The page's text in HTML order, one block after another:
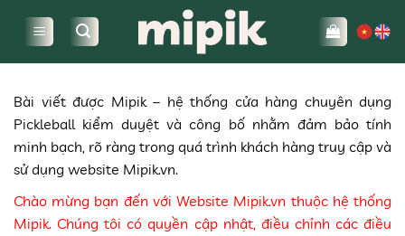
Bài viết được Mipik – hệ thống cửa hàng chuyên dụng
Pickleball kiểm duyệt và công bố nhằm đảm bảo tính
minh bạch, rõ ràng trong quá trình khách hàng truy cập và
sử dụng website Mipik.vn.
Chào mừng bạn đến với Website Mipik.vn thuộc hệ thống
Mipik. Chúng tôi có quyền cập nhật, điều chỉnh các điều